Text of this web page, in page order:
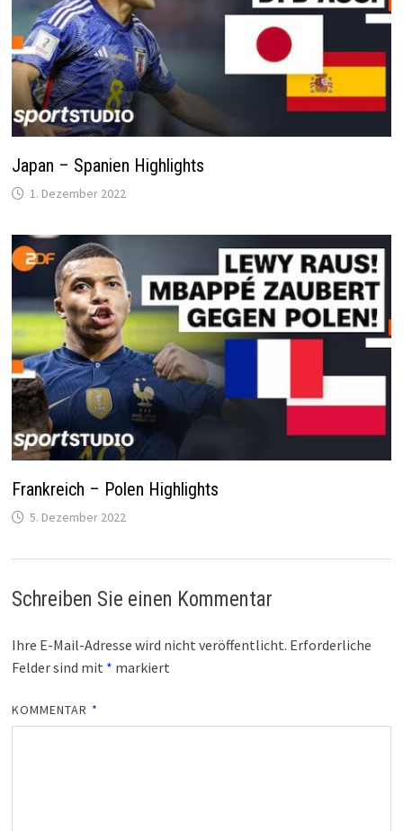
Japan – Spanien Highlights
1. Dezember 2022
Frankreich – Polen Highlights
5. Dezember 2022
Schreiben Sie einen Kommentar
Ihre E-Mail-Adresse wird nicht veröffentlicht. Erforderliche
Felder sind mit * markiert
KOMMENTAR *